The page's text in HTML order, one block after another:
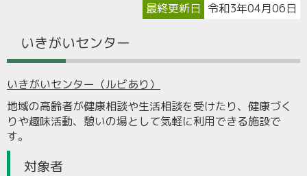
最終更新日 令和3年04月06日
いきがいセンター
いきがいセンター（ルビあり）
地域の高齢者が健康相談や生活相談を受けたり、健康づく
りや趣味活動、憩いの場として気軽に利用できる施設で
す。
対象者